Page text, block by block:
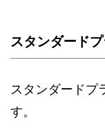
スタンダード
スタンダードプ
す。